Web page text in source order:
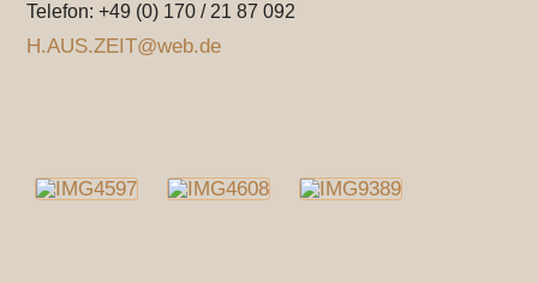
Telefon: +49 (0) 170 / 21 87 092
H.AUS.ZEIT@web.de